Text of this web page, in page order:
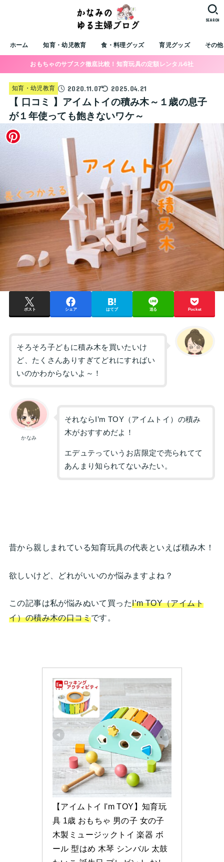
ホーム 知育・幼児教育 食・料理グッズ 育児グッズ その他
SEARCH
おもちゃのサブスク徹底比較！知育玩具の定額レンタル6社
知育・幼児教育 2020.11.07 2025.04.21
【 口コミ 】アイムトイの積み木～１歳の息子
が１年使っても飽きないワケ～
ポスト シェア はてブ 送る Pocket
そろそろ子どもに積み木を買いたいけ
ど、たくさんありすぎてどれにすればい
いのかわからないよ～！
かなみ
それならI’m TOY（アイムトイ）の積み
木がおすすめだよ！
エデュテっていうお店限定で売られてて
あんまり知られてないみたい。
昔から親しまれている知育玩具の代表といえば積み木！
欲しいけど、どれがいいのか悩みますよね？
この記事は私が悩みぬいて買ったI’m TOY（アイムト
イ）の積み木の口コミです。
【アイムトイ I'm TOY】知育玩
具 1歳 おもちゃ 男の子 女の子
木製ミュージックトイ 楽器 ボ
ール 型はめ 木琴 シンバル 太鼓